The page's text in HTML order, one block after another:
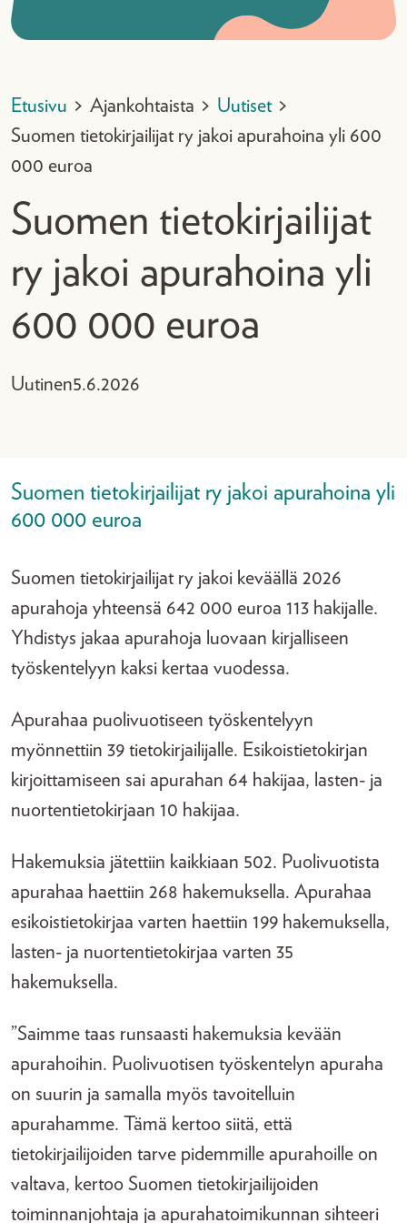
Etusivu > Ajankohtaista > Uutiset >
Suomen tietokirjailijat ry jakoi apurahoina yli 600
000 euroa
Suomen tietokirjailijat
ry jakoi apurahoina yli
600 000 euroa
Uutinen5.6.2026
Suomen tietokirjailijat ry jakoi apurahoina yli
600 000 euroa
Suomen tietokirjailijat ry jakoi keväällä 2026
apurahoja yhteensä 642 000 euroa 113 hakijalle.
Yhdistys jakaa apurahoja luovaan kirjalliseen
työskentelyyn kaksi kertaa vuodessa.
Apurahaa puolivuotiseen työskentelyyn
myönnettiin 39 tietokirjailijalle. Esikoistietokirjan
kirjoittamiseen sai apurahan 64 hakijaa, lasten- ja
nuortentietokirjaan 10 hakijaa.
Hakemuksia jätettiin kaikkiaan 502. Puolivuotista
apurahaa haettiin 268 hakemuksella. Apurahaa
esikoistietokirjaa varten haettiin 199 hakemuksella,
lasten- ja nuortentietokirjaa varten 35
hakemuksella.
”Saimme taas runsaasti hakemuksia kevään
apurahoihin. Puolivuotisen työskentelyn apuraha
on suurin ja samalla myös tavoitelluin
apurahamme. Tämä kertoo siitä, että
tietokirjailijoiden tarve pidemmille apurahoille on
valtava, kertoo Suomen tietokirjailijoiden
toiminnanjohtaja ja apurahatoimikunnan sihteeri